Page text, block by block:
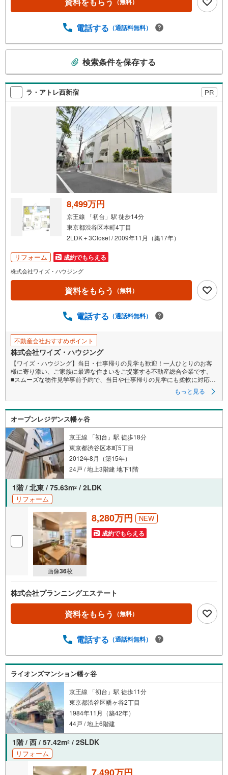
ション内容】◇システムキッチン交換◇ユニットバス交換
交換◇建具交換◇フローリング貼替◇クロス貼替◇給湯器
電話する （通話料無料）
検
索
条
マ
イ
ペ
ジ
存
す
る
検索条件を保存する
ラ・アトレ西新宿 PR
8,499万円
京王線 「初台」駅 徒歩14分
東京都渋谷区本町4丁目
2LDK＋3Closet / 2009年11月（築17年）
リフォーム 成約でもらえる
株式会社ワイズ・ハウジング
資料をもらう （無料）
電話する （通話料無料）
不動産会社おすすめポイント
株式会社ワイズ・ハウジング
【ワイズ・ハウジング】当日・仕事帰りの見学も歓迎！一人ひとりのお客
様に寄り添い、ご家族に最適な住まいをご提案する不動産総合企業です。
■スムーズな物件見学事前予約で、当日や仕事帰りの見学にも柔軟に対応い
たします。現地や店舗での待ち合わせ、最寄駅・周辺施設での合流、ご
※鍵の手配が必要な場合や、居住中の物件は即日対応が難しい場合もござい
ます。お早めにお問い合わせください。
■ネット非公開情報もご紹介事前にご希望の「広さ・価格・エリア」や住み
替えのきっかけをお聞かせいただければ、ネット掲載不可の限定情報
や、新規公開予定の物件資料も併せてご用意いたします。
■安心の資金計画・売却サポート将来の金銭的な不安には、提携ファイナン
シャルプランナー（FP）がライフプランに合わせた資金計画をお答えし
ます。また、購入だけでなく、将来の住み替えやご売却の相談まで長期的
にサポートいたします。
営業時間（9:00～18:00）はお電話が繋がりやすくなっております。人気物
件は早期終了の可能性があるため、お早めにお問い合わせください！
もっと見る
オープンレジデンス幡ヶ谷
京王線 「初台」駅 徒歩18分
東京都渋谷区本町5丁目
2012年8月（築15年）
24戸 / 地上3階建 地下1階
1階 / 北東 / 75.63m2 / 2LDK
リフォーム
画像36枚
8,280万円 NEW
成約でもらえる
株式会社プランニングエステート
資料をもらう （無料）
電話する （通話料無料）
ライオンズマンション幡ヶ谷
京王線 「初台」駅 徒歩11分
東京都渋谷区幡ヶ谷2丁目
1984年11月（築42年）
44戸 / 地上6階建
1階 / 西 / 57.42m2 / 2SLDK
リフォーム